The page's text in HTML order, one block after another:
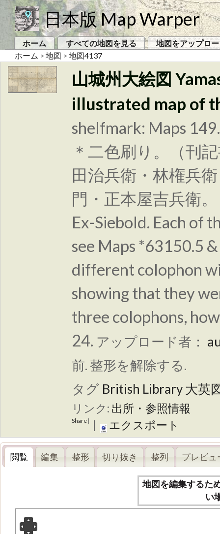
日本版 Map Warper
ホーム すべての地図を見る
地図をアップロ
ホーム > 地図 > 地図4137
山城州大絵図
illustrated map of
shelfmark: Maps
＊二色刷り。（刊
田治兵衛・林権兵
門・正本屋吉兵衛
Ex-Siebold. Each of
see Maps *63150.5
different colophon
showing that they
three colophons,
24. アップロード者：
前. 整形を解除する.
タグ British Library大英
リンク: 出所・参照情報
Share | | エクスポート
閲覧 編集 整形 切り抜き 整列 プレビュ
地図を編集するた
い